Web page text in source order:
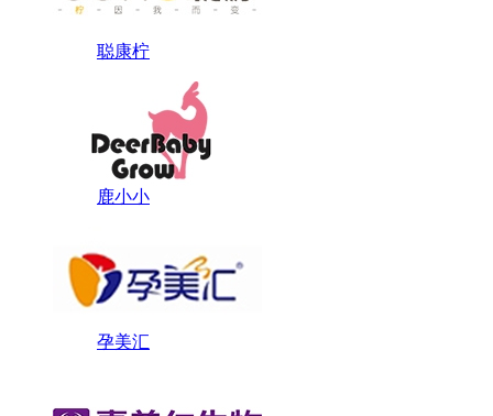
聪康柠
鹿小小
孕美汇